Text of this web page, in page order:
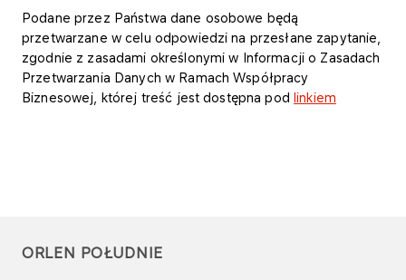
Podane przez Państwa dane osobowe będą
przetwarzane w celu odpowiedzi na przesłane zapytanie,
zgodnie z zasadami określonymi w Informacji o Zasadach
Przetwarzania Danych w Ramach Współpracy
Biznesowej, której treść jest dostępna podlinkiem
ORLEN POŁUDNIE